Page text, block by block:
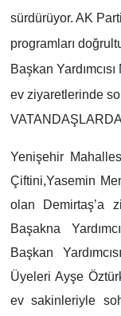
sürdürüyor. AK
programları
Başkan
ev ziyaretlerinde
Yenişehir
Çiftini,Yasemin
olan Demirtaş’a
Başakna
Başkan
Üyeleri Ayşe
ev sakinleriyle